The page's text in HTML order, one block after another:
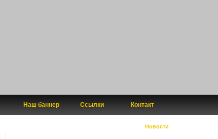
Наш баннер Ссылки Контакт
Новости